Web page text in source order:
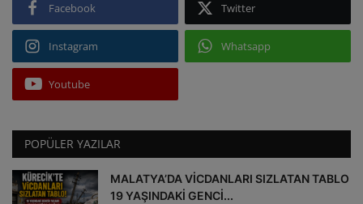
Facebook Twitter
Instagram Whatsapp
Youtube
POPÜLER YAZILAR
MALATYA’DA VİCDANLARI SIZLATAN TABLO
19 YAŞINDAKİ GENCİ...